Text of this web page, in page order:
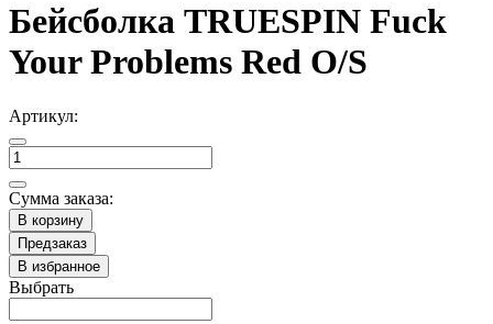
Бейсболка TRUESPIN Fuck
Your Problems Red O/S
Артикул:
Сумма заказа:
В корзину
Предзаказ
В избранное
Выбрать